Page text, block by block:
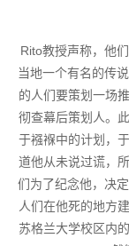
Rito教授声称，他
当地一个有名的传
的人们要策划一场
彻查幕后策划人。
于襁褓中的计划，
道他从未说过谎，
们为了纪念他，决
人们在他死的地方
苏格兰大学校区内